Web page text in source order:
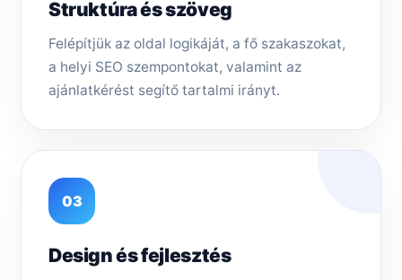
Struktúra és szöveg
Felépítjük az oldal logikáját, a fő szakaszokat,
a helyi SEO szempontokat, valamint az
ajánlatkérést segítő tartalmi irányt.
03
Design és fejlesztés